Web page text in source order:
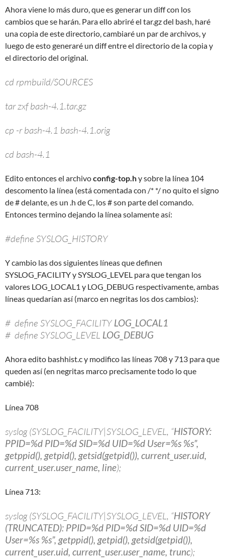
Ahora viene lo más duro, que es generar un diff con los
cambios que se harán. Para ello abriré el tar.gz del bash, haré
una copia de este directorio, cambiaré un par de archivos, y
luego de esto generaré un diff entre el directorio de la copia y
el directorio del original.
cd rpmbuild/SOURCES
tar zxf bash-4.1.tar.gz
cp -r bash-4.1 bash-4.1.orig
cd bash-4.1
Edito entonces el archivoconfig-top.hy sobre la línea 104
descomento la línea (está comentada con /* */ no quito el signo
de # delante, es un .h de C, los # son parte del comando.
Entonces termino dejando la línea solamente así:
#define SYSLOG_HISTORY
Y cambio las dos siguientes líneas que definen
SYSLOG_FACILITY y SYSLOG_LEVEL para que tengan los
valores LOG_LOCAL1 y LOG_DEBUG respectivamente, ambas
líneas quedarían así (marco en negritas los dos cambios):
# define SYSLOG_FACILITY LOG_LOCAL1
# define SYSLOG_LEVEL LOG_DEBUG
Ahora edito bashhist.c y modifico las líneas 708 y 713 para que
queden así (en negritas marco precisamente todo lo que
cambié):
Línea 708
syslog (SYSLOG_FACILITY|SYSLOG_LEVEL, “HISTORY:
PPID=%d PID=%d SID=%d UID=%d User=%s %s”,
getppid(), getpid(), getsid(getpid()), current_user.uid,
current_user.user_name, line);
Línea 713:
syslog (SYSLOG_FACILITY|SYSLOG_LEVEL, “HISTORY
(TRUNCATED): PPID=%d PID=%d SID=%d UID=%d
User=%s %s”, getppid(), getpid(), getsid(getpid()),
current_user.uid, current_user.user_name, trunc);